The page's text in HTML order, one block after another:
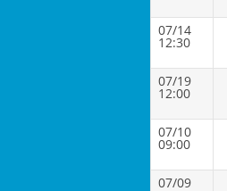
07/14
12:30
07/19
12:00
07/10
09:00
07/09